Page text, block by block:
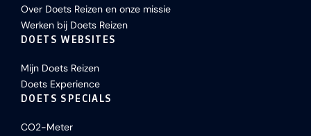
Over Doets Reizen en onze missie
Werken bij Doets Reizen
DOETS WEBSITES
Mijn Doets Reizen
Doets Experience
DOETS SPECIALS
CO2-Meter